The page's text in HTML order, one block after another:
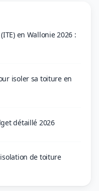
en Wallonie 2026 :
isoler sa toiture en
détaillé 2026
isolation de toiture